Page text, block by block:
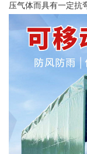
压气体而具有一定抗